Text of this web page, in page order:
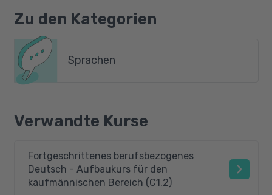
Zu den Kategorien
Sprachen
Verwandte Kurse
Fortgeschrittenes berufsbezogenes
Deutsch - Aufbaukurs für den
kaufmännischen Bereich (C1.2)